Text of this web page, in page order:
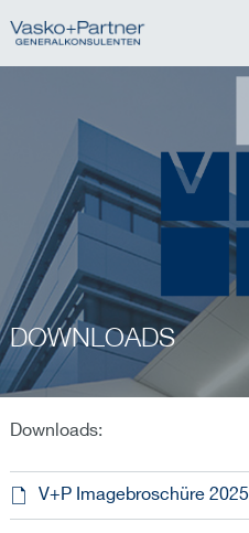
DOWNLOADS
Downloads:
V+P Imagebroschüre